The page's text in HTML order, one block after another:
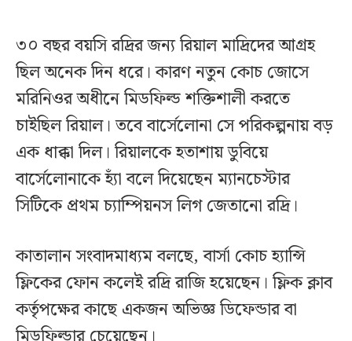
৩০ বছর বয়সি রদ্রির জন্য রিয়াল মাদ্রিদের আগ্রহ
ছিল অনেক দিন ধরে। কারণ নতুন কোচ জোসে
মরিনিওর অধীনে মিডফিল্ড শক্তিশালী করতে
চাইছিল রিয়াল। তবে বার্সেলোনা সে পরিকল্পনায় বড়
এক ধাক্কা দিল। রিয়ালকে হতাশায় ডুবিয়ে
বার্সেলোনাকে হ্যাঁ বলে দিয়েছেন ম্যানচেস্টার
সিটিকে প্রথম চ্যাম্পিয়নস লিগ জেতানো রদ্রি।
কাতালান সংবাদমাধ্যম বলছে, বার্সা কোচ হ্যান্সি
ফ্লিকের ফোন কলেই রদ্রি রাজি হয়েছেন। ফ্লিক ক্লাব
কর্তৃপক্ষের কাছে একজন অভিজ্ঞ ডিফেন্ডার বা